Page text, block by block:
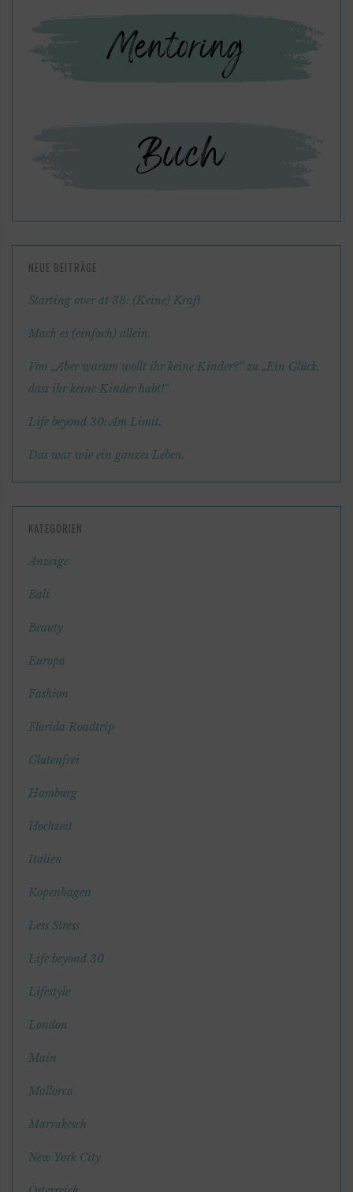
NEUE BEITRÄGE
Starting over at 38: (Keine) Kraft
Mach es (einfach) allein.
Von „Aber warum wollt ihr keine Kinder?“ zu „Ein Glück,
dass ihr keine Kinder habt!“
Life beyond 30: Am Limit.
Das war wie ein ganzes Leben.
KATEGORIEN
Anzeige
Bali
Beauty
Europa
Fashion
Florida Roadtrip
Glutenfrei
Hamburg
Hochzeit
Italien
Kopenhagen
Less Stress
Life beyond 30
Lifestyle
London
Main
Mallorca
Marrakesch
New York City